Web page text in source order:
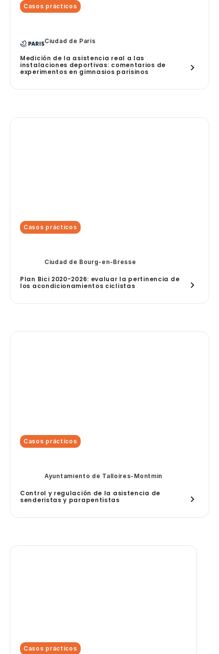
Casos prácticos
Ciudad de París
Medición de la asistencia real a las
instalaciones deportivas: comentarios de
experimentos en gimnasios parisinos
Casos prácticos
Ciudad de Bourg-en-Bresse
Plan Bici 2020-2026: evaluar la pertinencia de
los acondicionamientos ciclistas
Casos prácticos
Ayuntamiento de Talloires-Montmin
Control y regulación de la asistencia de
senderistas y parapentistas
Casos prácticos